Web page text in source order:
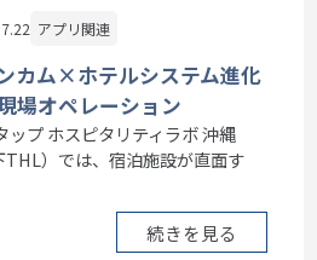
アプリ関連
カム×ホテルシステム進化
場オペレーション
ップ ホスピタリティラボ 沖縄
THL）では、宿泊施設が直面す
続きを見る